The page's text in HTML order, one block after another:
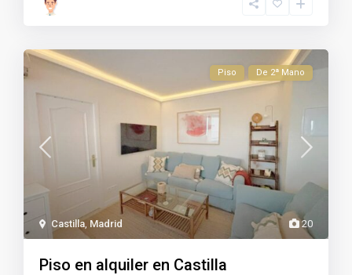
20
Castilla Madrid
Piso De 2ª Mano
Piso en alquiler en Castilla